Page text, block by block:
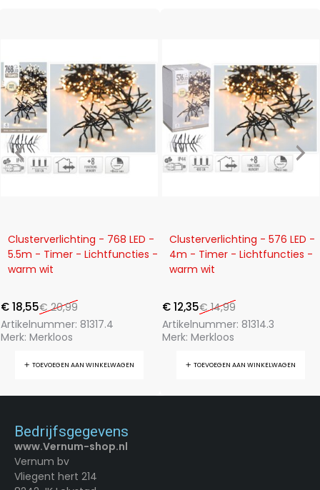
-12%
Clusterverlichting - 768 LED -
5.5m - Timer - Lichtfuncties -
warm wit
€20,99
€18,55
Artikelnummer: 81317.4
Merk:Merkloos
TOEVOEGEN AAN WINKELWAGEN
-18%
Clusterverlichting - 576 LED -
4m - Timer - Lichtfuncties -
warm wit
€14,99
€12,35
Artikelnummer: 81314.3
Merk:Merkloos
TOEVOEGEN AAN WINKELWAGEN
Bedrijfsgegevens
www.Vernum-shop.nl
Vernum bv
Vliegent hert 214